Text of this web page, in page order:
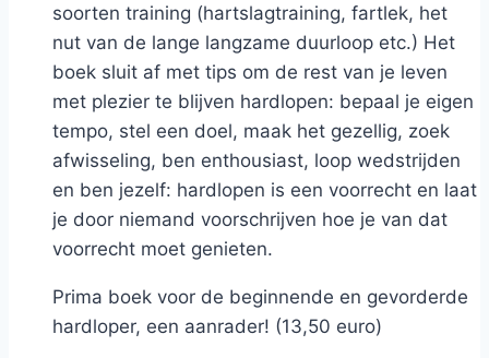
soorten training (hartslagtraining, fartlek, het
nut van de lange langzame duurloop etc.) Het
boek sluit af met tips om de rest van je leven
met plezier te blijven hardlopen: bepaal je eigen
tempo, stel een doel, maak het gezellig, zoek
afwisseling, ben enthousiast, loop wedstrijden
en ben jezelf: hardlopen is een voorrecht en laat
je door niemand voorschrijven hoe je van dat
voorrecht moet genieten.
Prima boek voor de beginnende en gevorderde
hardloper, een aanrader! (13,50 euro)